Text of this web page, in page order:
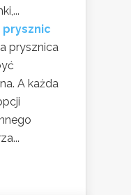
prysznic
prysznica
A każda